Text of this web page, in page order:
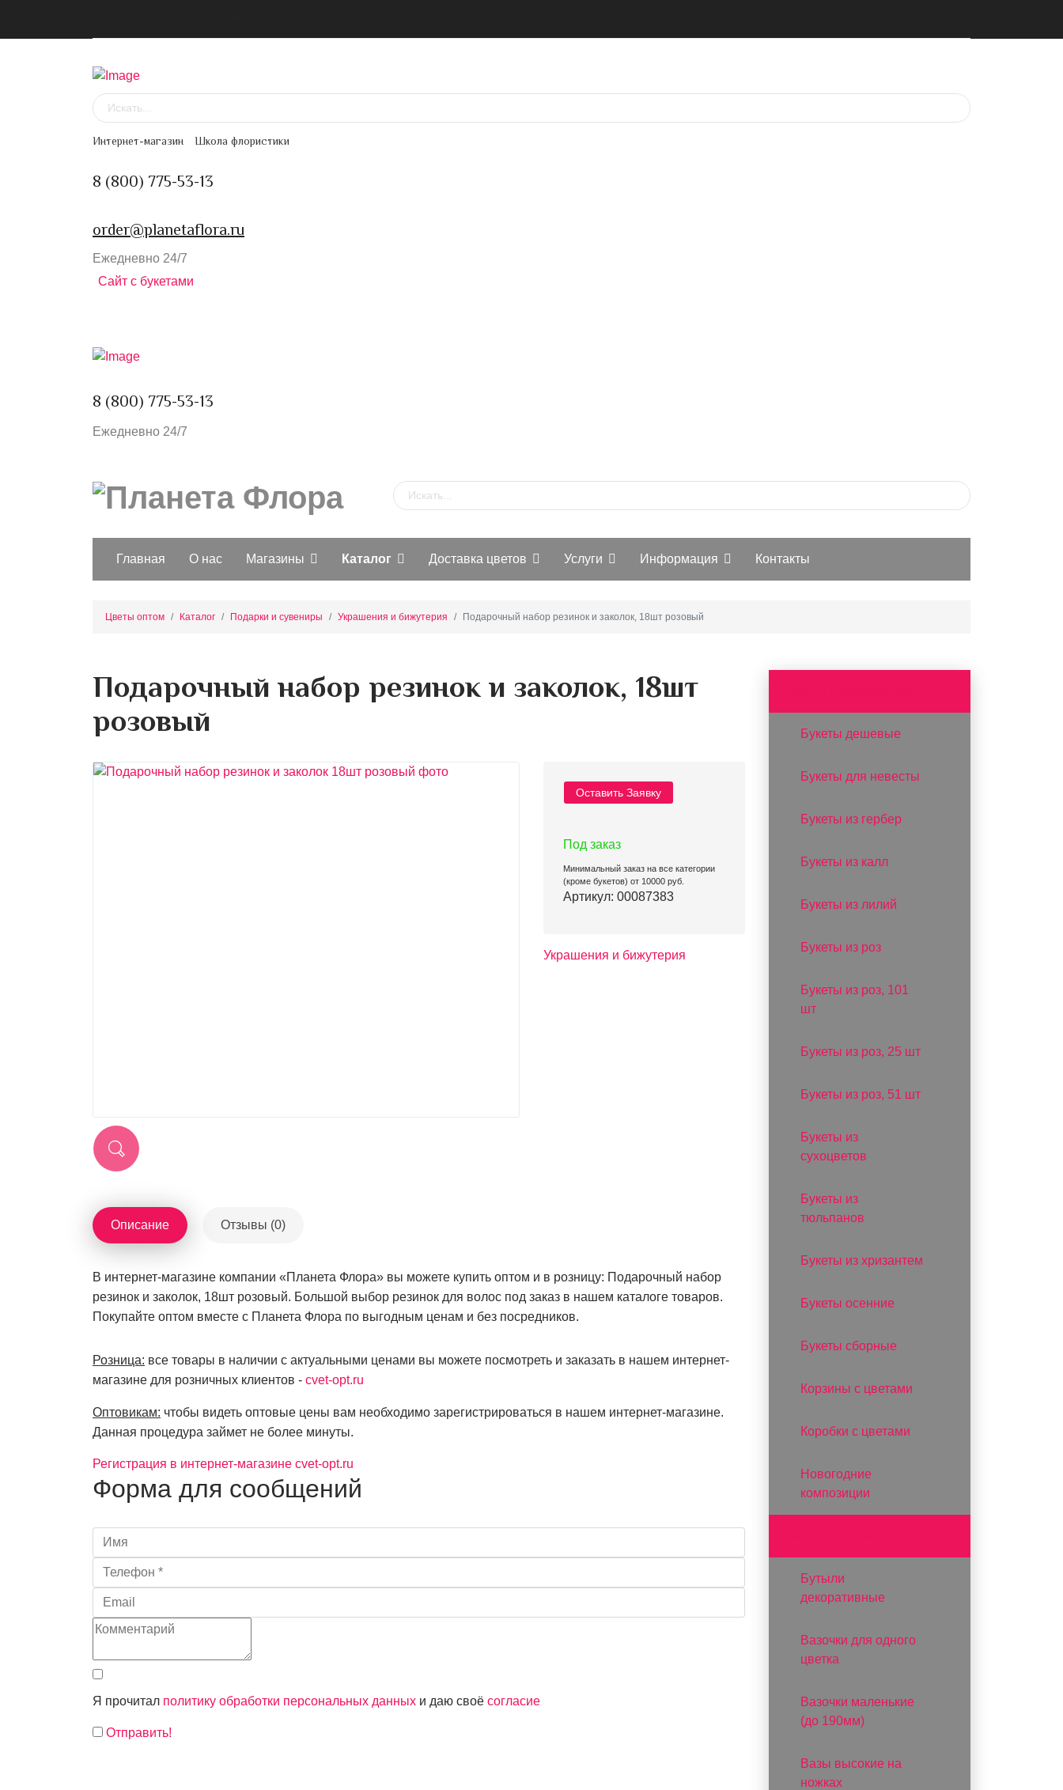
Интернет-магазин Школа флористики
8 (800) 775-53-13
order@planetaflora.ru
Ежедневно 24/7
Сайт с букетами
8 (800) 775-53-13
Ежедневно 24/7
Главная О нас Магазины Каталог Доставка цветов Услуги Информация Контакты
Цветы оптом Каталог Подарки и сувениры Украшения и бижутерия Подарочный набор резинок и заколок, 18шт розовый
Подарочный набор резинок и заколок, 18шт
розовый
Оставить Заявку
Под заказ
Минимальный заказ на все категории
(кроме букетов) от 10000 руб.
Артикул: 00087383
Украшения и бижутерия
Описание Отзывы (0)
В интернет-магазине компании «Планета Флора» вы можете купить оптом и в розницу: Подарочный набор
резинок и заколок, 18шт розовый. Большой выбор резинок для волос под заказ в нашем каталоге товаров.
Покупайте оптом вместе с Планета Флора по выгодным ценам и без посредников.
Розница: все товары в наличии с актуальными ценами вы можете посмотреть и заказать в нашем интернет-
магазине для розничных клиентов - cvet-opt.ru
Оптовикам: чтобы видеть оптовые цены вам необходимо зарегистрироваться в нашем интернет-магазине.
Данная процедура займет не более минуты.
Регистрация в интернет-магазине cvet-opt.ru
Форма для сообщений
Я прочитал политику обработки персональных данных и даю своё согласие
Отправить!
Букеты дешевые
Букеты для невесты
Букеты из гербер
Букеты из калл
Букеты из лилий
Букеты из роз
Букеты из роз, 101
шт
Букеты из роз, 25 шт
Букеты из роз, 51 шт
Букеты из
сухоцветов
Букеты из
тюльпанов
Букеты из хризантем
Букеты осенние
Букеты сборные
Корзины с цветами
Коробки с цветами
Новогодние
композиции
Бутыли
декоративные
Вазочки для одного
цветка
Вазочки маленькие
(до 190мм)
Вазы высокие на
ножках